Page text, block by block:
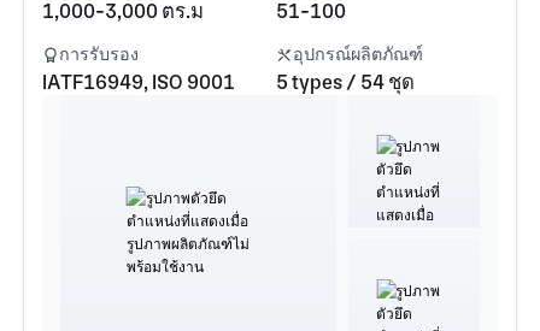
1,000-3,000 ตร.ม 51-100
การรับรอง
IATF16949, ISO 9001
อุปกรณ์ผลิตภัณฑ์
5 types / 54 ชุด